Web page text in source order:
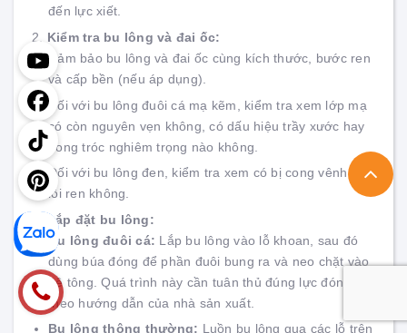
đến lực xiết.
2. Kiểm tra bu lông và đai ốc:
Đảm bảo bu lông và đai ốc cùng kích thước, bước ren
và cấp bền (nếu áp dụng).
Đối với bu lông đuôi cá mạ kẽm, kiểm tra xem lớp mạ
có còn nguyên vẹn không, có dấu hiệu trầy xước hay
bong tróc nghiêm trọng nào không.
Đối với bu lông đen, kiểm tra xem có bị cong vênh hay
lỗi ren không.
Lắp đặt bu lông:
Bu lông đuôi cá: Lắp bu lông vào lỗ khoan, sau đó
dùng búa đóng để phần đuôi bung ra và neo chặt vào
bê tông. Quá trình này cần tuân thủ đúng lực đóng
theo hướng dẫn của nhà sản xuất.
Bu lông thông thường: Luồn bu lông qua các lỗ trên